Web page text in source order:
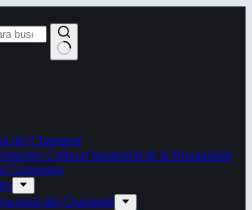
del Chamamé
Cultural Inmaterial de la Humanidad
Correntino
del Chamamé